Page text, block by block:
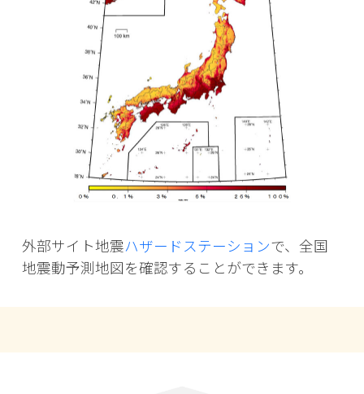
外部サイト地震ハザードステーションで、全国
地震動予測地図を確認することができます。